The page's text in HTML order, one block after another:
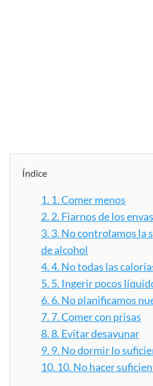
Índice
1. 1. Comer menos
2. 2. Fiarnos de los
3. 3. No controlamos la
de alcohol
4.4. No todas las
5. 5. Ingerir pocos
6. 6. No planificamos
7. 7. Comer con prisas
8.8. Evitar desayunar
9. 9. No dormir lo
10. 10. No hacer